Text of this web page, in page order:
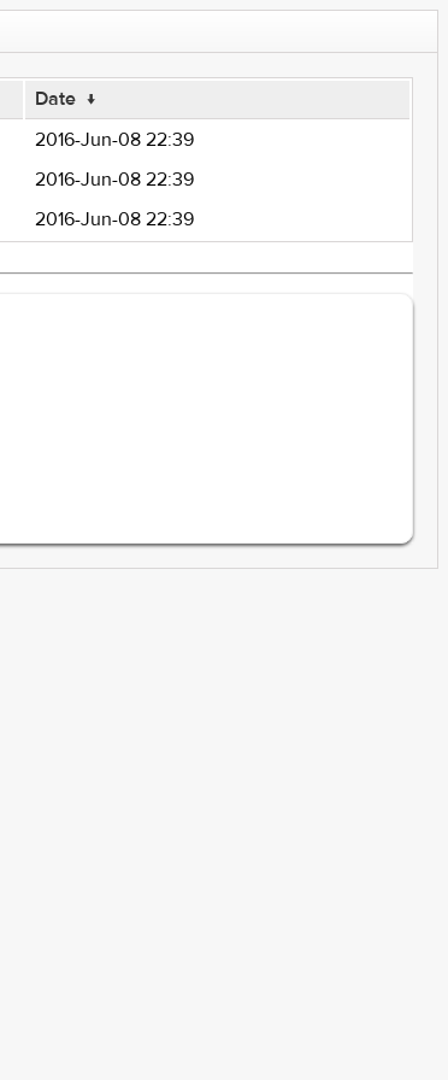
Date ↓
2016-Jun-08 22:39
2016-Jun-08 22:39
2016-Jun-08 22:39